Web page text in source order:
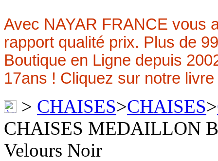
Avec NAYAR FRANCE vous
rapport qualité prix. Plus de
Boutique en Ligne depuis
17ans ! Cliquez sur notre
> CHAISES>CHAISES>
CHAISES MEDAILLON
Velours Noir